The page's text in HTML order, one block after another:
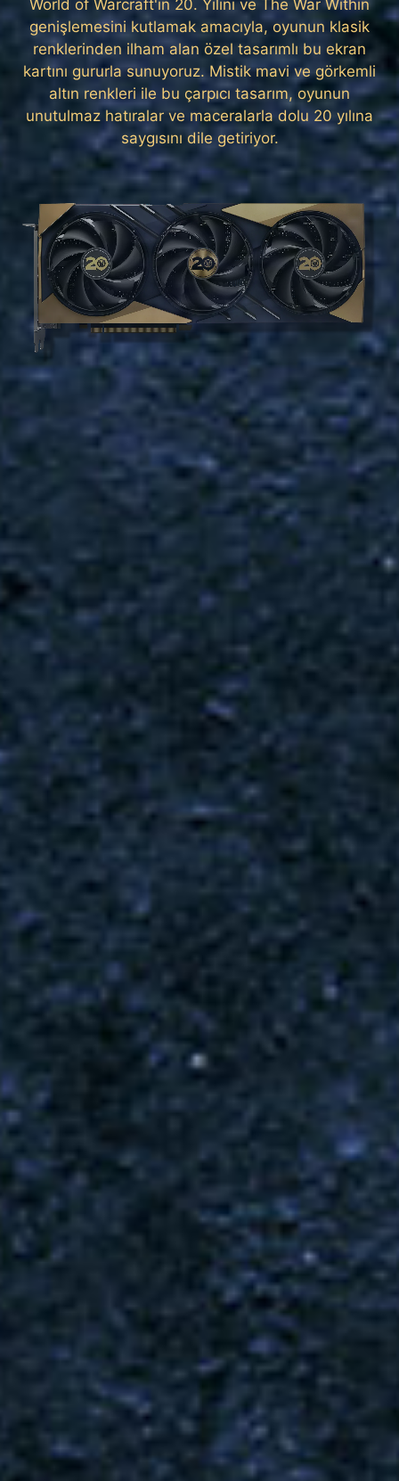
World of Warcraft'ın 20. Yılını ve The War Within
genişlemesini kutlamak amacıyla, oyunun klasik
renklerinden ilham alan özel tasarımlı bu ekran
kartını gururla sunuyoruz. Mistik mavi ve görkemli
altın renkleri ile bu çarpıcı tasarım, oyunun
unutulmaz hatıralar ve maceralarla dolu 20 yılına
saygısını dile getiriyor.